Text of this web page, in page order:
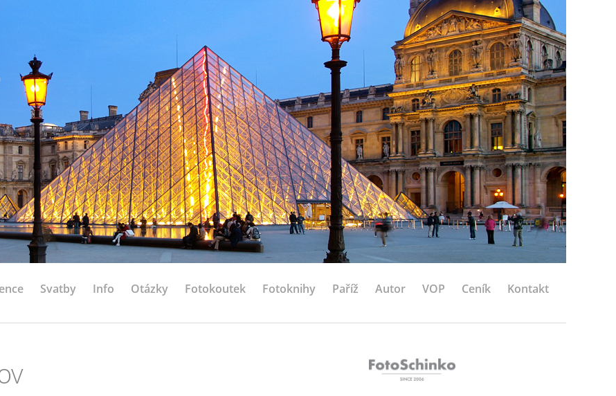
Svatby Info Otázky Fotokoutek Fotoknihy Paříž Autor VOP Ceník Kontakt